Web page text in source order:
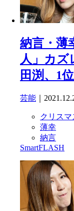
納言・薄
人」カズ
田渕、1
芸能 ｜
クリスマ
薄幸
納言
SmartFLASH